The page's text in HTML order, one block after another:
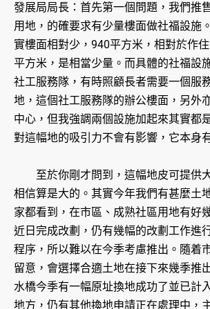
發展局局長：首先第一個問題，我們推
用地，的確要求有少量樓面做社福設施
實樓面相對少，940平方米，相對於作
平方米，是相當少量。而具體的社福設
社工服務隊，有時照顧長者需要一個服
地，這個社工服務隊的辦公樓面，另外
中心，但我強調兩個設施加起來其實都
對這幅地的吸引力不會有影響，它本身
至於你剛才問到，這幅地皮可提供大
相信算是大的。其實今年我們有甚麼土
家都看到，在市區、成熟社區用地有好
近日完成改劃，仍有幾幅的改劃工作進
程序，所以難以在今季考慮推出。隨着
留意，會選擇合適土地在接下來幾季推
水橋今季有一幅原址換地成功了並已計
地方，仍有其他換地申請正在處理中，